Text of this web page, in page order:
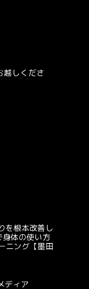
越しくださ
を根本改善し
身体の使い方
ニング【墨田
ディア